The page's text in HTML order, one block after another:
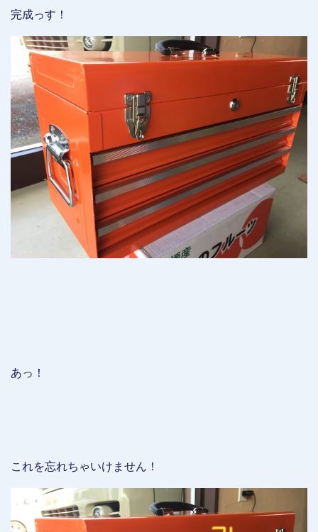
完成っす！
あっ！
これを忘れちゃいけません！